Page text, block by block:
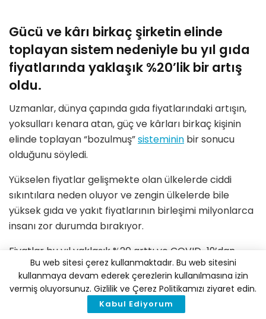
Gücü ve kârı birkaç şirketin elinde
toplayan sistem nedeniyle bu yıl gıda
fiyatlarında yaklaşık %20’lik bir artış
oldu.
Uzmanlar, dünya çapında gıda fiyatlarındaki artışın,
yoksulları kenara atan, güç ve kârları birkaç kişinin
elinde toplayan “bozulmuş”sisteminin bir sonucu
olduğunu söyledi.
Yükselen fiyatlar gelişmekte olan ülkelerde ciddi
sıkıntılara neden oluyor ve zengin ülkelerde bile
yüksek gıda ve yakıt fiyatlarının birleşimi milyonlarca
insanı zor durumda bırakıyor.
Fiyatlar bu yıl yaklaşık %20 arttı ve COVID-19’dan
önce 135 milyon insan akut gıda güvensizliği yaşarken,
bu rakam 345 milyona çıkmış durumda.
Oxfam’dan Alex Maitland, Guardian’a, mevcut krizin
Bu web sitesi çerez kullanmaktadır. Bu web sitesini
kullanmaya devam ederek çerezlerin kullanılmasına izin
vermiş oluyorsunuz. Gizlilik ve Çerez Politikamızı ziyaret edin.
Kabul Ediyorum